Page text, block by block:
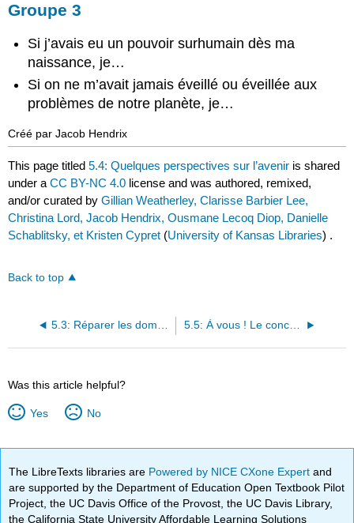
Groupe 3
Si j’avais eu un pouvoir surhumain dès ma
naissance, je…
Si on ne m’avait jamais éveillé ou éveillée aux
problèmes de notre planète, je…
Créé par Jacob Hendrix
This page titled5.4: Quelques perspectives sur l’avenir is shared
under aCC BY-NC 4.0 license and was authored, remixed,
and/or curated byGillian Weatherley, Clarisse Barbier Lee,
Christina Lord, Jacob Hendrix, Ousmane Lecoq Diop, Danielle
Schablitsky, et Kristen Cypret (University of Kansas Libraries) .
Back to top
5.5: À vous ! Le concours d’affiches et de marketing
Was this article helpful?
Yes No
The LibreTexts libraries are Powered by NICE CXone Expertand
are supported by the Department of Education Open Textbook Pilot
Project, the UC Davis Office of the Provost, the UC Davis Library,
the California State University Affordable Learning Solutions